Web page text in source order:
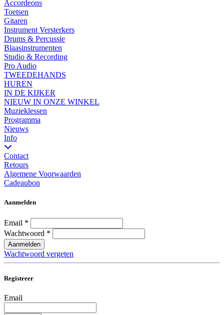
Accordeons
Toetsen
Gitaren
Instrument Versterkers
Drums & Percussie
Blaasinstrumenten
Studio & Recording
Pro Audio
TWEEDEHANDS
HUREN
IN DE KIJKER
NIEUW IN ONZE WINKEL
Muzieklessen
Programma
Nieuws
Info
Contact
Retours
Algemene Voorwaarden
Cadeaubon
Aanmelden
Email *
Wachtwoord *
Aanmelden
Wachtwoord vergeten
Registreer
Email